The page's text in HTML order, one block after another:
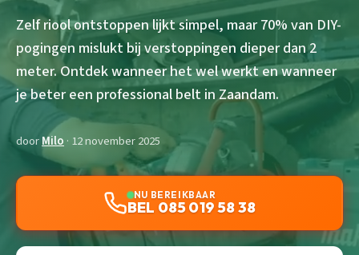
Zelf riool ontstoppen lijkt simpel, maar 70% van DIY-
pogingen mislukt bij verstoppingen dieper dan 2
meter. Ontdek wanneer het wel werkt en wanneer
je beter een professional belt in Zaandam.
doorMilo · 12 november 2025
NU BEREIKBAAR
BEL 085 019 58 38